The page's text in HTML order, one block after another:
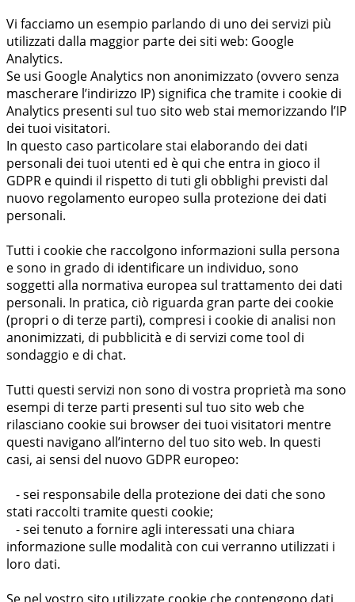
Vi facciamo un esempio parlando di uno dei servizi più
utilizzati dalla maggior parte dei siti web: Google
Analytics.
Se usi Google Analytics non anonimizzato (ovvero senza
mascherare l’indirizzo IP) significa che tramite i cookie di
Analytics presenti sul tuo sito web stai memorizzando l’IP
dei tuoi visitatori.
In questo caso particolare stai elaborando dei dati
personali dei tuoi utenti ed è qui che entra in gioco il
GDPR e quindi il rispetto di tuti gli obblighi previsti dal
nuovo regolamento europeo sulla protezione dei dati
personali.
Tutti i cookie che raccolgono informazioni sulla persona
e sono in grado di identificare un individuo, sono
soggetti alla normativa europea sul trattamento dei dati
personali. In pratica, ciò riguarda gran parte dei cookie
(propri o di terze parti), compresi i cookie di analisi non
anonimizzati, di pubblicità e di servizi come tool di
sondaggio e di chat.
Tutti questi servizi non sono di vostra proprietà ma sono
esempi di terze parti presenti sul tuo sito web che
rilasciano cookie sui browser dei tuoi visitatori mentre
questi navigano all’interno del tuo sito web. In questi
casi, ai sensi del nuovo GDPR europeo:
- sei responsabile della protezione dei dati che sono
stati raccolti tramite questi cookie;
- sei tenuto a fornire agli interessati una chiara
informazione sulle modalità con cui verranno utilizzati i
loro dati.